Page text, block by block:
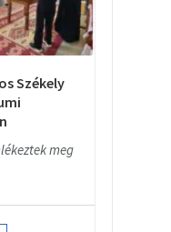
Székely
meg